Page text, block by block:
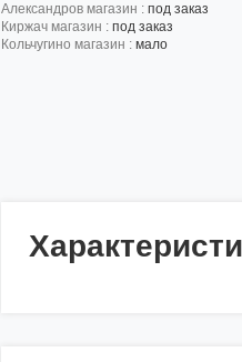
александров магазин : под заказ
киржач магазин : под заказ
кольчугино магазин : мало